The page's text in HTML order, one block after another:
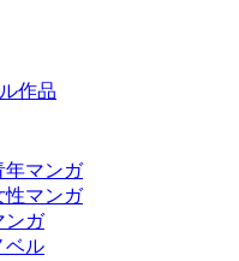
作品
年マンガ
性マンガ
ンガ
ベル